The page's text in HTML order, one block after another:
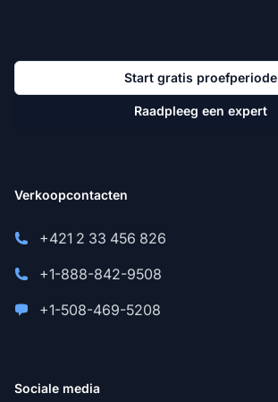
Start gratis proefperiode
Raadpleeg een expert
Verkoopcontacten
+421 2 33 456 826
+1-888-842-9508
+1-508-469-5208
Sociale media